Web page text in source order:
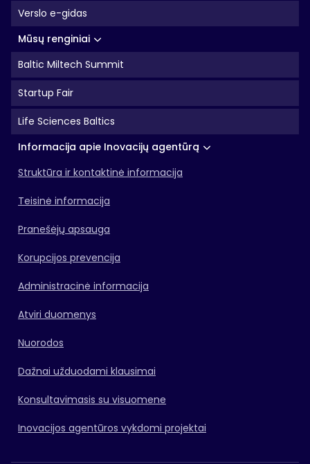
Verslo e-gidas
Mūsų renginiai
Baltic Miltech Summit
Startup Fair
Life Sciences Baltics
Informacija apie Inovacijų agentūrą
Struktūra ir kontaktinė informacija
Teisinė informacija
Pranešėjų apsauga
Korupcijos prevencija
Administracinė informacija
Atviri duomenys
Nuorodos
Dažnai užduodami klausimai
Konsultavimasis su visuomene
Inovacijos agentūros vykdomi projektai